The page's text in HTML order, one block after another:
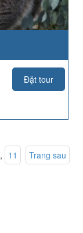
Đặt tour
, 11
Trang sau